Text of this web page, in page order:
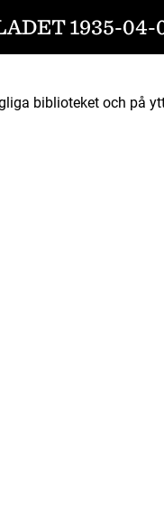
1935-04-
biblioteket och på